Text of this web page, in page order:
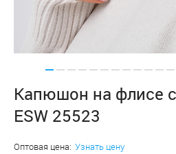
Капюшон на флисе
ESW 25523
Оптовая цена: Узнать цену